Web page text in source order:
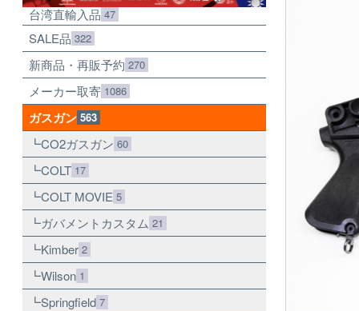
台湾直輸入品 47
SALE品 322
新商品・再販予約 270
メーカー取寄 1086
ガスガン 563
CO2ガスガン 60
COLT 17
COLT MOVIE 5
ガバメントカスタム 21
Kimber 2
Wilson 1
Springfield 7